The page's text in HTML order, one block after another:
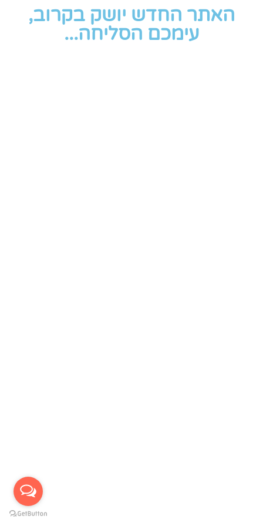
האתר החדש יושק בקרוב,
עימכם הסליחה...